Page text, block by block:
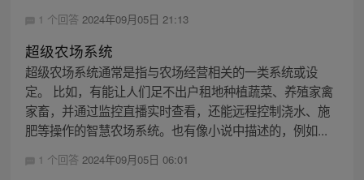
1 个回答 2024年09月05日 21:13
超级农场系统
超级农场系统通常是指与农场经营相关的一类系统或设
定。 比如，有能让人们足不出户租地种植蔬菜、养殖家禽
家畜，并通过监控直播实时查看，还能远程控制浇水、施
肥等操作的智慧农场系统。也有像小说中描述的，例如...
1 个回答 2024年09月05日 06:01